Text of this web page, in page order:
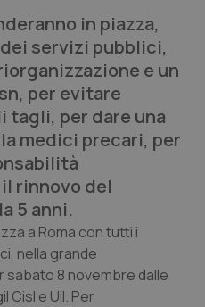
in piazza,
servizi pubblici,
e un
per evitare
per dare una
medici precari, per
rinnovo del
5 anni.
a Roma con tutti i
nella grande
8 novembre dalle
Cisl e Uil. Per